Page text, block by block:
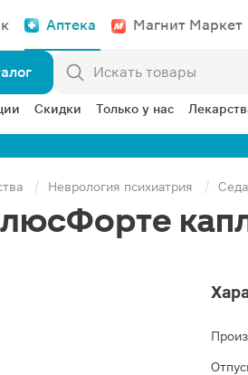
Аптека Магнит Маркет
Скидки Только у нас
Неврология психиатрия